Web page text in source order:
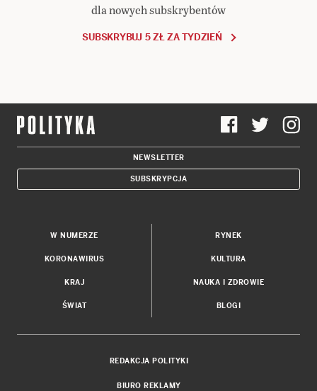
dla nowych subskrybentów
SUBSKRYBUJ 5 ZŁ ZA TYDZIEŃ
NEWSLETTER
SUBSKRYPCJA
W NUMERZE
KORONAWIRUS
KRAJ
ŚWIAT
RYNEK
KULTURA
NAUKA I ZDROWIE
BLOGI
REDAKCJA POLITYKI
BIURO REKLAMY